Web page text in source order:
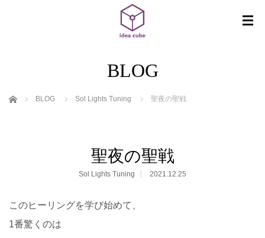
BLOG
ホーム BLOG Sol Lights Tuning 聖夜の聖戦
聖夜の聖戦
Sol Lights Tuning 2021.12.25
このヒーリングを学び始めて、
1番驚くのは